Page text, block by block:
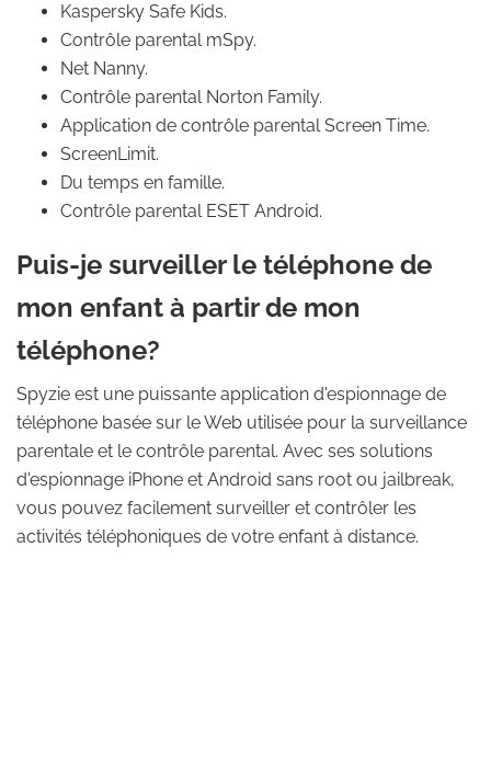
Kaspersky Safe Kids.
Contrôle parental mSpy.
Net Nanny.
Contrôle parental Norton Family.
Application de contrôle parental Screen Time.
ScreenLimit.
Du temps en famille.
Contrôle parental ESET Android.
Puis-je surveiller le téléphone de
mon enfant à partir de mon
téléphone?
Spyzie est une puissante application d'espionnage de
téléphone basée sur le Web utilisée pour la surveillance
parentale et le contrôle parental. Avec ses solutions
d'espionnage iPhone et Android sans root ou jailbreak,
vous pouvez facilement surveiller et contrôler les
activités téléphoniques de votre enfant à distance.